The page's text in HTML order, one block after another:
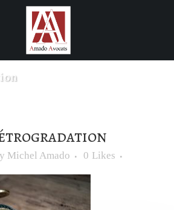
Michel Amado 0 Likes